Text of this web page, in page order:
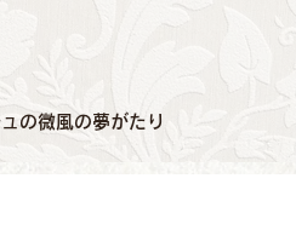
の微風の夢がたり